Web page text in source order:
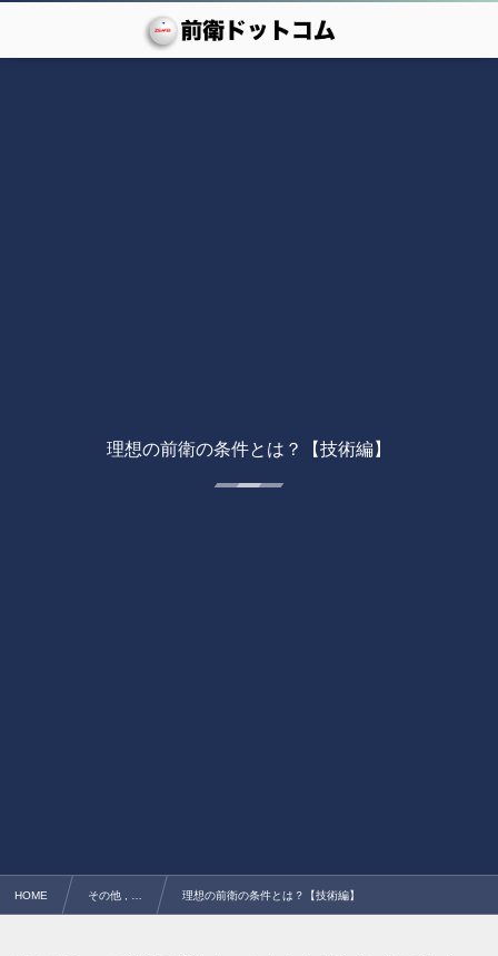
理想の前衛の条件とは？【技術編】
HOME その他 , … 理想の前衛の条件とは？【技術編】